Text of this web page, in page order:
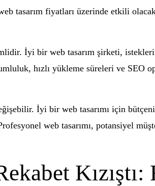
tasarım fiyatları üzerinde etkili
İyi bir web tasarım şirketi,
hızlı yükleme süreleri ve SEO
İyi bir web tasarımı için
web tasarımı, potansiyel